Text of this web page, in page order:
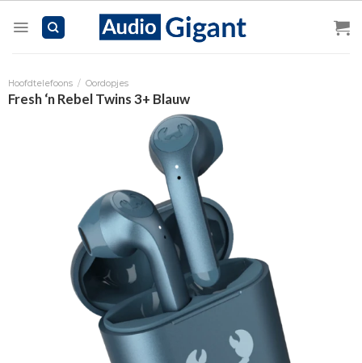
Hoofdtelefoons / Oordopjes
Fresh ‘n Rebel Twins 3+ Blauw